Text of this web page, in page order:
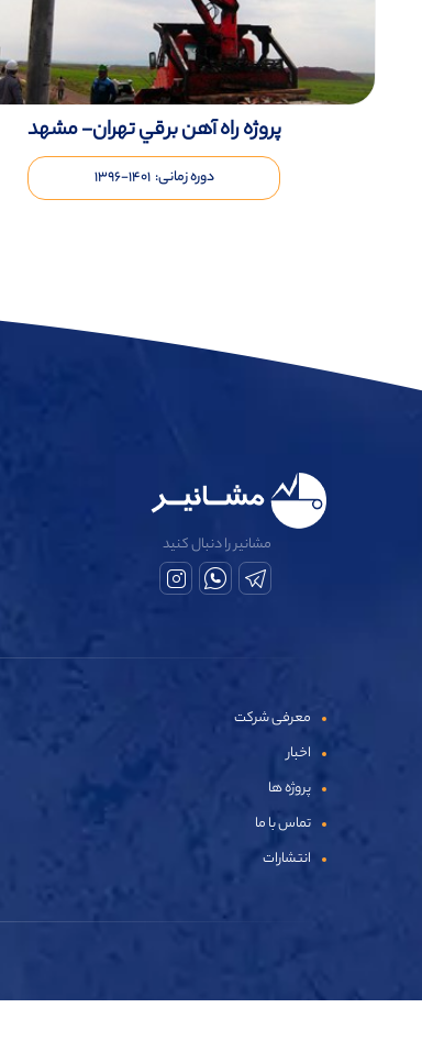
پروژه راه آهن برقي تهران- مشهد
دوره زمانی: ۱۴۰۱-۱۳۹۶
مشانیر را دنبال کنید
معرفی شرکت
اخبار
پروژه ها
تماس با ما
انتشارات